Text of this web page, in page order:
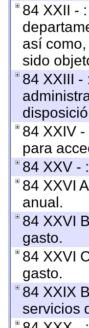
84 XXII -
así
sido
84 XXIII -
84 XXIV
para
84 XXV -
84 XXVI
anual.
84 XXVI
gasto.
84 XXVI
gasto.
84 XXIX
servicios